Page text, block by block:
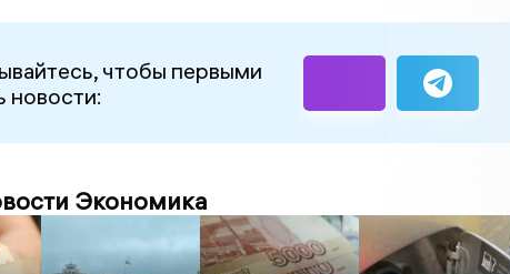
чтобы первыми
новости:
Экономика